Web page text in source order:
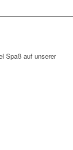
Spaß auf unserer